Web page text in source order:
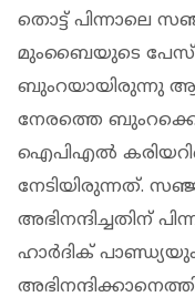
തൊട്ട് പിന്നാലെ
മുംബൈയുടെ പേസ്
ബുംറയായിരുന്നു
നേരത്തെ
ഐപിഎല്‍
നേടിയിരുന്നത്.
അഭിനന്ദിച്ചതിന്
ഹാര്‍ദിക്